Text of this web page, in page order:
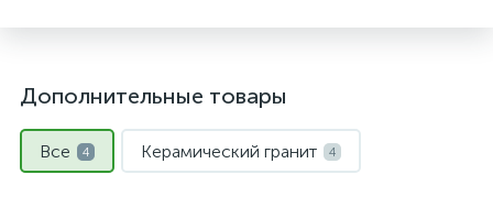
Дополнительные товары
Все 4 Керамический гранит 4